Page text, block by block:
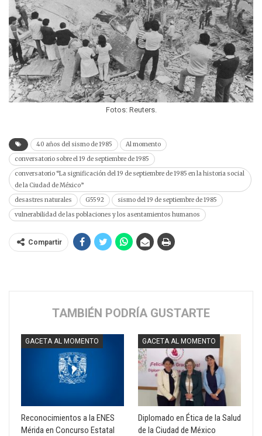
Fotos: Reuters.
40 años del sismo de 1985
Al momento
conversatorio sobre el 19 de septiembre de 1985
conversatorio “La significación del 19 de septiembre de 1985 en la historia social
de la Ciudad de México”
desastres naturales
G5592
sismo del 19 de septiembre de 1985
vulnerabilidad de las poblaciones y los asentamientos humanos
Compartir
TAMBIÉN PODRÍA GUSTARTE
GACETA AL MOMENTO
Reconocimientos a la ENES
Mérida en Concurso Estatal
GACETA AL MOMENTO
Diplomado en Ética de la Salud
de la Ciudad de México